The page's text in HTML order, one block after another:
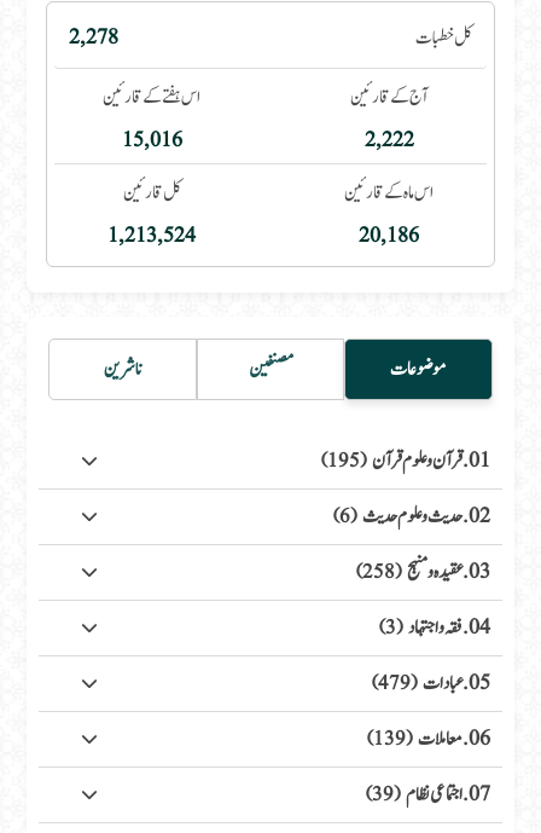
کل خطبات
2,278
آج کے قارئین
2,222
اس ہفتے کے قارئین
15,016
اس ماہ کے قارئین
20,186
کل قارئین
1,213,524
موضوعات مصنفین ناشرین
01. قرآن وعلوم قرآن (195)
02. حدیث وعلوم حدیث (6)
03. عقیدہ ومنہج (258)
04. فقہ واجتہاد (3)
05. عبادات (479)
06. معاملات (139)
07. اجتماعی نظام (39)